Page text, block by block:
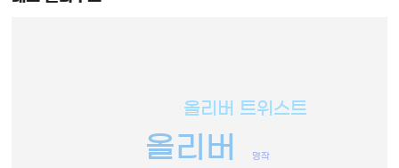
올리버
올리버 트위스트
명작